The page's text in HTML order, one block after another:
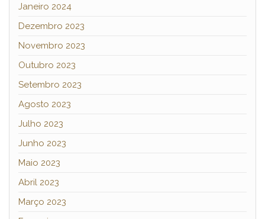
Janeiro 2024
Dezembro 2023
Novembro 2023
Outubro 2023
Setembro 2023
Agosto 2023
Julho 2023
Junho 2023
Maio 2023
Abril 2023
Março 2023